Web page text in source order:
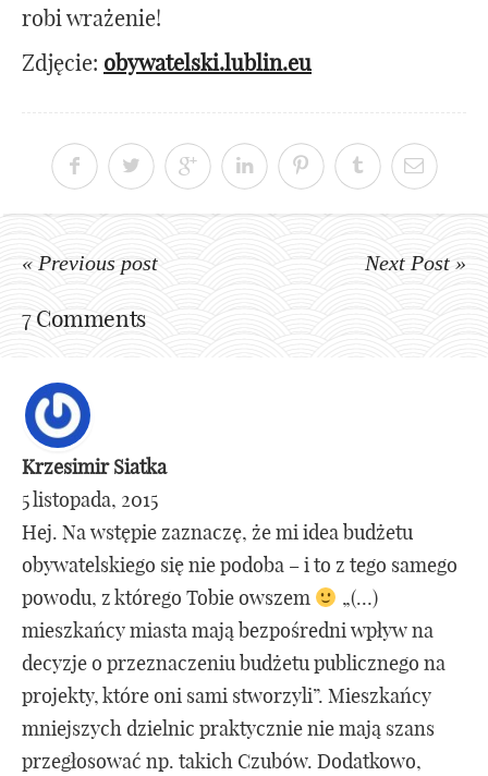
robi wrażenie!
Zdjęcie: obywatelski.lublin.eu
« Previous post Next Post »
7 Comments
Krzesimir Siatka
5 listopada, 2015
Hej. Na wstępie zaznaczę, że mi idea budżetu
obywatelskiego się nie podoba – i to z tego samego
powodu, z którego Tobie owszem
„(…)
mieszkańcy miasta mają bezpośredni wpływ na
decyzje o przeznaczeniu budżetu publicznego na
projekty, które oni sami stworzyli”. Mieszkańcy
mniejszych dzielnic praktycznie nie mają szans
przegłosować np. takich Czubów. Dodatkowo,